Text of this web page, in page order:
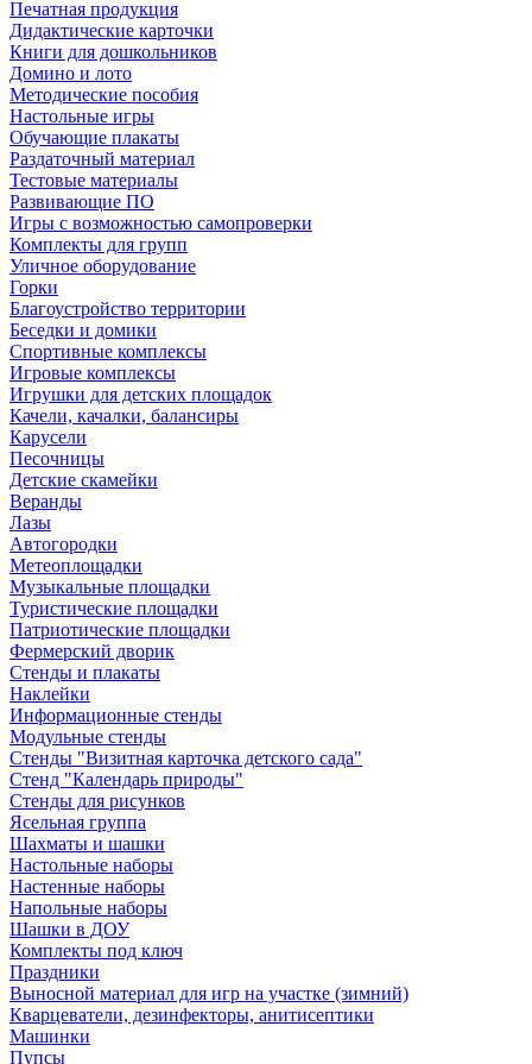
Печатная продукция
Дидактические карточки
Книги для дошкольников
Домино и лото
Методические пособия
Настольные игры
Обучающие плакаты
Раздаточный материал
Тестовые материалы
Развивающие ПО
Игры с возможностью самопроверки
Комплекты для групп
Уличное оборудование
Горки
Благоустройство территории
Беседки и домики
Спортивные комплексы
Игровые комплексы
Игрушки для детских площадок
Качели, качалки, балансиры
Карусели
Песочницы
Детские скамейки
Веранды
Лазы
Автогородки
Метеоплощадки
Музыкальные площадки
Туристические площадки
Патриотические площадки
Фермерский дворик
Стенды и плакаты
Наклейки
Информационные стенды
Модульные стенды
Стенды "Визитная карточка детского сада"
Стенд "Календарь природы"
Стенды для рисунков
Ясельная группа
Шахматы и шашки
Настольные наборы
Настенные наборы
Напольные наборы
Шашки в ДОУ
Комплекты под ключ
Праздники
Выносной материал для игр на участке (зимний)
Кварцеватели, дезинфекторы, анитисептики
Машинки
Пупсы